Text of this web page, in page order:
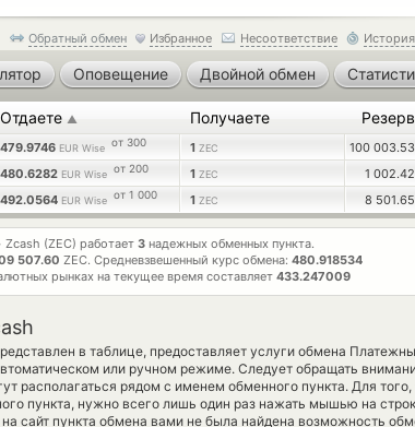
Обратный обмен Избранное Несоответствие История
Оповещение Двойной обмен
Отдаете ▲ Получаете Резерв
479.9746 EUR Wise от 300 1 ZEC 100 003.53
480.6282 EUR Wise от 200 1 ZEC 1 002.42
492.0564 EUR Wise от 1 000 1 ZEC 8 501.65
Zcash (ZEC) работает 3 надежных обменных пункта.
507.60 ZEC. Средневзвешенный курс обмена: 480.918534
рынках на текущее время составляет 433.247009
в таблице, предоставляет услуги обмена
или ручном режиме. Следует обращать
располагаться рядом с именем обменного пункта. Для того,
пункта, нужно всего лишь один раз нажать мышью на
сайт пункта обмена вами не была найдена возможность